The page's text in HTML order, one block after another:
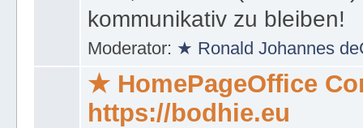
kommunikativ zu bleiben!
Moderator: ★ Ronald Johannes
★ HomePageOffice
https://bodhie.eu